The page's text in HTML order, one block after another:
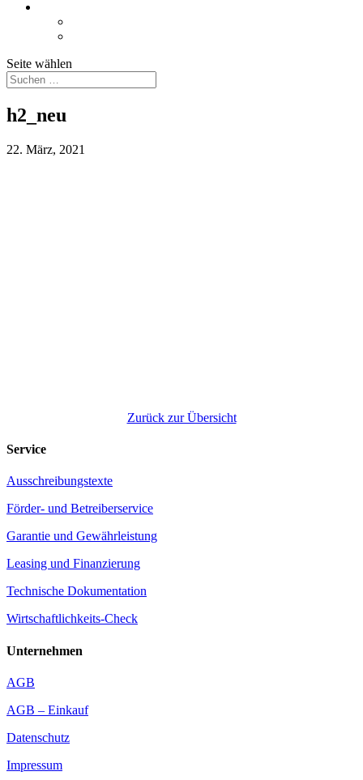
Seite wählen
h2_neu
22. März, 2021
Zurück zur Übersicht
Service
Ausschreibungstexte
Förder- und Betreiberservice
Garantie und Gewährleistung
Leasing und Finanzierung
Technische Dokumentation
Wirtschaftlichkeits-Check
Unternehmen
AGB
AGB – Einkauf
Datenschutz
Impressum